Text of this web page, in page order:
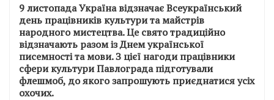
9 листопада Україна відзначає Всеукраїнський
день працівників культури та майстрів
народного мистецтва. Це свято традиційно
відзначають разом із Днем української
писемності та мови. З цієї нагоди працівники
сфери культури Павлограда підготували
флешмоб, до якого запрошують приєднатися усіх
охочих.